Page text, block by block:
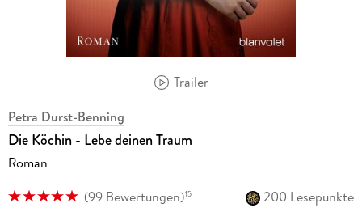
Trailer
Petra Durst-Benning
Die Köchin - Lebe deinen Traum
Roman
(99 Bewertungen)15
200 Lesepunkte